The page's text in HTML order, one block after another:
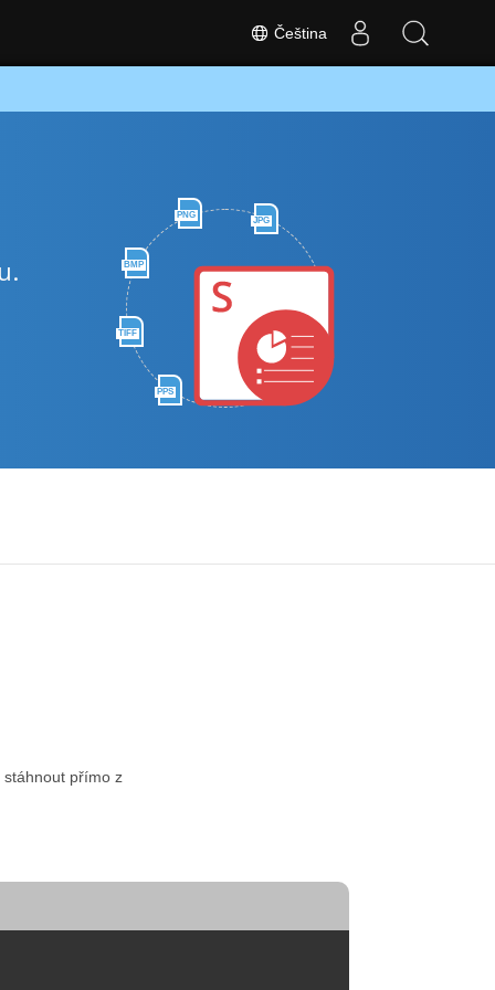
Čeština
PNG
JPG
BMP
TIFF
PPS
stáhnout přímo z